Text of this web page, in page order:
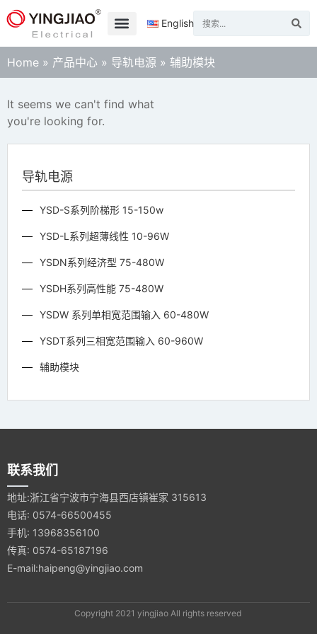
English
Home » 产品中心 » 导轨电源 » 辅助模块
导轨电源
YSD-S系列阶梯形 15-150w
YSD-L系列超薄线性 10-96W
YSDN系列经济型 75-480W
YSDH系列高性能 75-480W
YSDW 系列单相宽范围输入 60-480W
YSDT系列三相宽范围输入 60-960W
辅助模块
It seems we can't find what
you're looking for.
联系我们
地址:浙江省宁波市宁海县西店镇崔家 315613
电话: 0574-66500455
手机: 13968356100
传真: 0574-65187196
E-mail:haipeng@yingjiao.com
Copyright 2021 yingjiao All rights reserved